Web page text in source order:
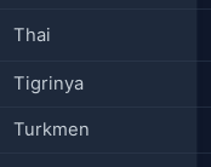
Thai
Tigrinya
Turkmen